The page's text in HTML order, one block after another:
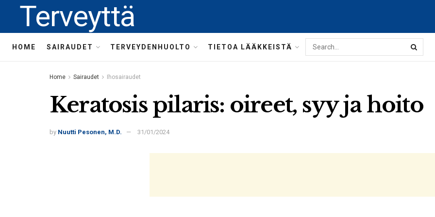
Terveyttä
HOME SAIRAUDET TERVEYDENHUOLTO TIETOA LÄÄKKEISTÄ
Home Sairaudet Ihosairaudet
Keratosis pilaris: oireet, syy ja hoito
by Nuutti Pesonen, M.D. 31/01/2024